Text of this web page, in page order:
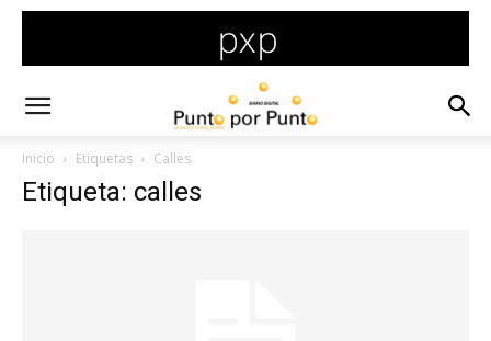
Inicio Etiquetas Calles
Etiqueta: calles